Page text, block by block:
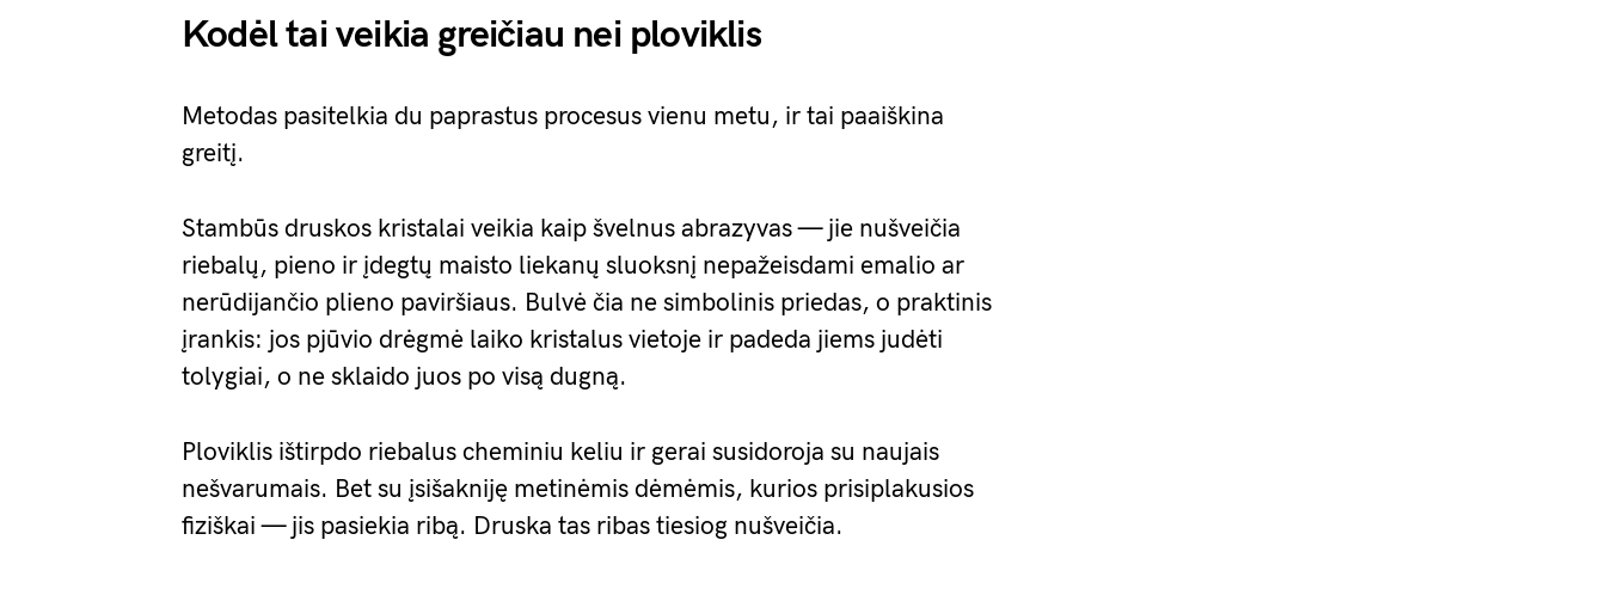
Kodėl tai veikia greičiau nei ploviklis
Metodas pasitelkia du paprastus procesus vienu metu, ir tai paaiškina
greitį.
Stambūs druskos kristalai veikia kaip švelnus abrazyvas — jie nušveičia
riebalų, pieno ir įdegtų maisto liekanų sluoksnį nepažeisdami emalio ar
nerūdijančio plieno paviršiaus. Bulvė čia ne simbolinis priedas, o praktinis
įrankis: jos pjūvio drėgmė laiko kristalus vietoje ir padeda jiems judėti
tolygiai, o ne sklaido juos po visą dugną.
Ploviklis ištirpdo riebalus cheminiu keliu ir gerai susidoroja su naujais
nešvarumais. Bet su įsišakniję metinėmis dėmėmis, kurios prisiplakusios
fiziškai — jis pasiekia ribą. Druska tas ribas tiesiog nušveičia.